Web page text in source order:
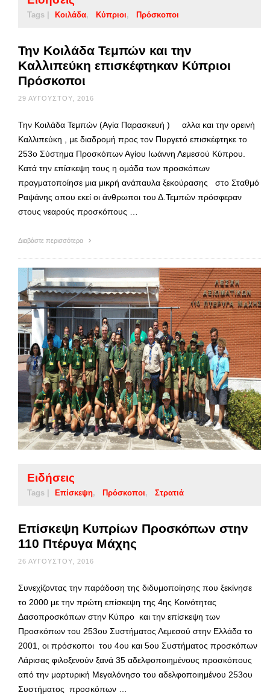
Tags | Κοιλάδα Κύπριοι Πρόσκοποι
Την Κοιλάδα Τεμπών και την
Καλλιπεύκη επισκέφτηκαν Κύπριοι
Πρόσκοποι
29 ΑΥΓΟΎΣΤΟΥ, 2016
Την Κοιλάδα Τεμπών (Αγία Παρασκευή ) αλλα και την ορεινή
Καλλιπεύκη , με διαδρομή προς τον Πυργετό επισκέφτηκε το
253ο Σύστημα Προσκόπων Αγίου Ιωάννη Λεμεσού Κύπρου.
Κατά την επίσκεψη τους η ομάδα των προσκόπων
πραγματοποίησε μια μικρή ανάπαυλα ξεκούρασης στο Σταθμό
Ραψάνης οπου εκεί οι άνθρωποι του Δ.Τεμπών πρόσφεραν
στους νεαρούς προσκόπους …
Διαβάστε περισσότερα
Ειδήσεις
Tags | Επίσκεψη Πρόσκοποι Στρατιά
Επίσκεψη Κυπρίων Προσκόπων στην
110 Πτέρυγα Μάχης
26 ΑΥΓΟΎΣΤΟΥ, 2016
Συνεχίζοντας την παράδοση της διδυμοποίησης που ξεκίνησε
το 2000 με την πρώτη επίσκεψη της 4ης Κοινότητας
Δασοπροσκόπων στην Κύπρο και την επίσκεψη των
Προσκόπων του 253ου Συστήματος Λεμεσού στην Ελλάδα το
2001, οι πρόσκοποι του 4ου και 5ου Συστήματος προσκόπων
Λάρισας φιλοξενούν ξανά 35 αδελφοποιημένους προσκόπους
από την μαρτυρική Μεγαλόνησο του αδελφοποιημένου 253ου
Συστήματος προσκόπων …